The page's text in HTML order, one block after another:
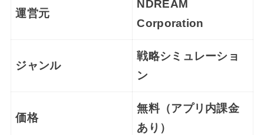
運営元
NDREAM
Corporation
ジャンル
戦略シミュレーショ
ン
価格
無料（アプリ内課金
あり）